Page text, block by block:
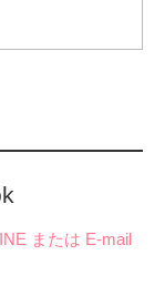
または E-mail